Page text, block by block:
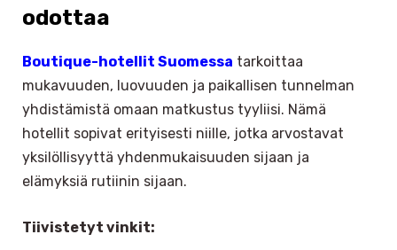
odottaa
Boutique-hotellit Suomessa tarkoittaa
mukavuuden, luovuuden ja paikallisen tunnelman
yhdistämistä omaan matkustus tyyliisi. Nämä
hotellit sopivat erityisesti niille, jotka arvostavat
yksilöllisyyttä yhdenmukaisuuden sijaan ja
elämyksiä rutiinin sijaan.
Tiivistetyt vinkit: